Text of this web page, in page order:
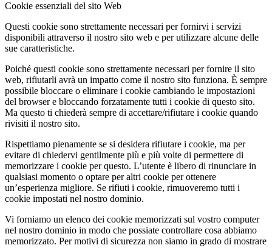
Cookie essenziali del sito Web
Questi cookie sono strettamente necessari per fornirvi i servizi
disponibili attraverso il nostro sito web e per utilizzare alcune delle
sue caratteristiche.
Poiché questi cookie sono strettamente necessari per fornire il sito
web, rifiutarli avrà un impatto come il nostro sito funziona. È sempre
possibile bloccare o eliminare i cookie cambiando le impostazioni
del browser e bloccando forzatamente tutti i cookie di questo sito.
Ma questo ti chiederà sempre di accettare/rifiutare i cookie quando
rivisiti il nostro sito.
Rispettiamo pienamente se si desidera rifiutare i cookie, ma per
evitare di chiedervi gentilmente più e più volte di permettere di
memorizzare i cookie per questo. L’utente è libero di rinunciare in
qualsiasi momento o optare per altri cookie per ottenere
un’esperienza migliore. Se rifiuti i cookie, rimuoveremo tutti i
cookie impostati nel nostro dominio.
Vi forniamo un elenco dei cookie memorizzati sul vostro computer
nel nostro dominio in modo che possiate controllare cosa abbiamo
memorizzato. Per motivi di sicurezza non siamo in grado di mostrare